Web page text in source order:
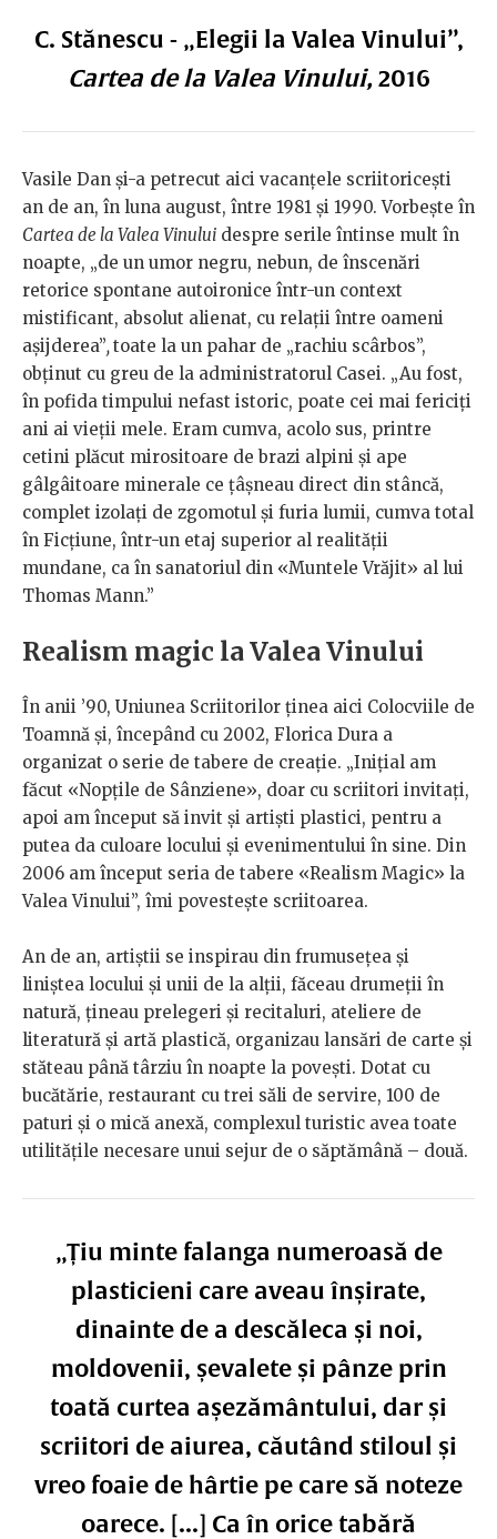
C. Stănescu - „Elegii la Valea Vinului”,
Cartea de la Valea Vinului, 2016
Vasile Dan și-a petrecut aici vacanțele scriitoricești
an de an, în luna august, între 1981 și 1990. Vorbește în
Cartea de la Valea Vinului despre serile întinse mult în
noapte, „de un umor negru, nebun, de înscenări
retorice spontane autoironice într-un context
mistificant, absolut alienat, cu relații între oameni
așijderea”,toate la un pahar de „rachiu scârbos”,
obținut cu greu de la administratorul Casei. „Au fost,
în pofida timpului nefast istoric, poate cei mai fericiți
ani ai vieții mele. Eram cumva, acolo sus, printre
cetini plăcut mirositoare de brazi alpini și ape
gâlgâitoare minerale ce țâșneau direct din stâncă,
complet izolați de zgomotul și furia lumii, cumva total
în Ficțiune, într-un etaj superior al realității
mundane, ca în sanatoriul din «Muntele Vrăjit» al lui
Thomas Mann.”
Realism magic la Valea Vinului
În anii ’90, Uniunea Scriitorilor ținea aici Colocviile de
Toamnă și, începând cu 2002, Florica Dura a
organizat o serie de tabere de creație. „Inițial am
făcut «Nopțile de Sânziene», doar cu scriitori invitați,
apoi am început să invit și artiști plastici, pentru a
putea da culoare locului și evenimentului în sine. Din
2006 am început seria de tabere «Realism Magic» la
Valea Vinului”, îmi povestește scriitoarea.
An de an, artiștii se inspirau din frumusețea și
liniștea locului și unii de la alții, făceau drumeții în
natură, țineau prelegeri și recitaluri, ateliere de
literatură și artă plastică, organizau lansări de carte și
stăteau până târziu în noapte la povești. Dotat cu
bucătărie, restaurant cu trei săli de servire, 100 de
paturi și o mică anexă, complexul turistic avea toate
utilitățile necesare unui sejur de o săptămână – două.
„Țiu minte falanga numeroasă de
plasticieni care aveau înșirate,
dinainte de a descăleca și noi,
moldovenii, șevalete și pânze prin
toată curtea așezământului, dar și
scriitori de aiurea, căutând stiloul și
vreo foaie de hârtie pe care să noteze
oarece. [...] Ca în orice tabără